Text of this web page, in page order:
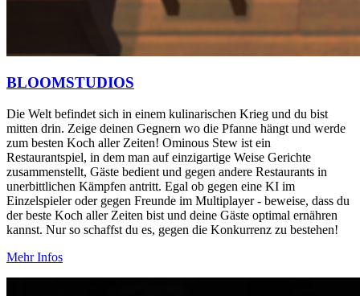
BLOOMSTUDIOS
Die Welt befindet sich in einem kulinarischen Krieg und du bist
mitten drin. Zeige deinen Gegnern wo die Pfanne hängt und werde
zum besten Koch aller Zeiten! Ominous Stew ist ein
Restaurantspiel, in dem man auf einzigartige Weise Gerichte
zusammenstellt, Gäste bedient und gegen andere Restaurants in
unerbittlichen Kämpfen antritt. Egal ob gegen eine KI im
Einzelspieler oder gegen Freunde im Multiplayer - beweise, dass du
der beste Koch aller Zeiten bist und deine Gäste optimal ernähren
kannst. Nur so schaffst du es, gegen die Konkurrenz zu bestehen!
Mehr Infos